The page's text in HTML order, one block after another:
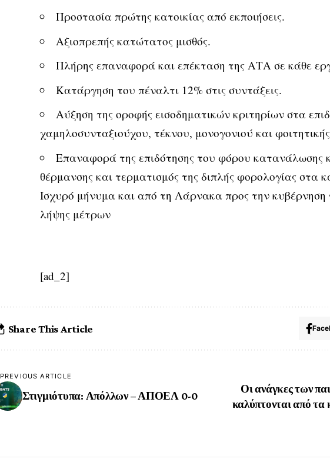
Προστασία πρώτης κατοικίας από εκποιήσεις.
Αξιοπρεπής κατώτατος μισθός.
Πλήρης επαναφορά και επέκταση της ΑΤΑ σε κάθε
Κατάργηση του πέναλτι 12% στις συντάξεις.
Αύξηση της οροφής εισοδηματικών κριτηρίων στα
χαμηλοσυνταξιούχου, τέκνου, μονογονιού και
Επαναφορά της επιδότησης του φόρου κατανάλωσης
θέρμανσης και τερματισμός της διπλής φορολογίας στα
Ισχυρό μήνυμα και από τη Λάρνακα προς την κυβέρνηση
λήψης μέτρων
[ad_2]
Share This Article
PREVIOUS ARTICLE
Στιγμιότυπα: Απόλλων – ΑΠΟΕΛ 0-0
Οι ανάγκες των
καλύπτονται από τα